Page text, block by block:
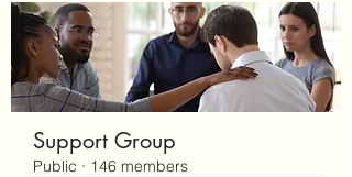
Support Group
Public · 146 members